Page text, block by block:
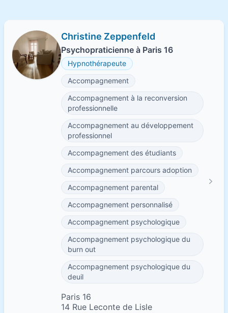
Christine Zeppenfeld
Psychopraticienne à Paris 16
Hypnothérapeute
Accompagnement
Accompagnement à la reconversion
professionnelle
Accompagnement au développement
professionnel
Accompagnement des étudiants
Accompagnement parcours adoption
Accompagnement parental
Accompagnement personnalisé
Accompagnement psychologique
Accompagnement psychologique du
burn out
Accompagnement psychologique du
deuil
Paris 16
14 Rue Leconte de Lisle